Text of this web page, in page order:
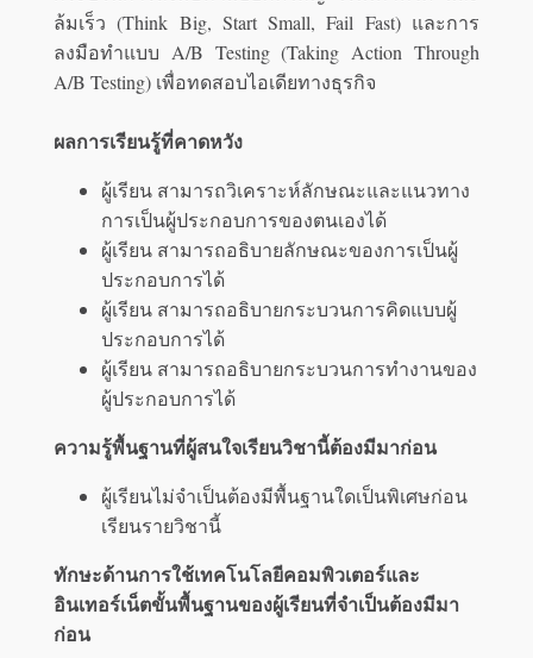
ล้มเร็ว (Think Big, Start Small, Fail Fast) และการ
ลงมือทำแบบ A/B Testing (Taking Action Through
A/B Testing) เพื่อทดสอบไอเดียทางธุรกิจ
ผลการเรียนรู้ที่คาดหวัง
ผู้เรียน สามารถวิเคราะห์ลักษณะและแนวทาง
การเป็นผู้ประกอบการของตนเองได้
ผู้เรียน สามารถอธิบายลักษณะของการเป็นผู้
ประกอบการได้
ผู้เรียน สามารถอธิบายกระบวนการคิดแบบผู้
ประกอบการได้
ผู้เรียน สามารถอธิบายกระบวนการทำงานของ
ผู้ประกอบการได้
ความรู้พื้นฐานที่ผู้สนใจเรียนวิชานี้ต้องมีมาก่อน
ผู้เรียนไม่จำเป็นต้องมีพื้นฐานใดเป็นพิเศษก่อน
เรียนรายวิชานี้
ทักษะด้านการใช้เทคโนโลยีคอมพิวเตอร์และ
อินเทอร์เน็ตขั้นพื้นฐานของผู้เรียนที่จำเป็นต้องมีมา
ก่อน